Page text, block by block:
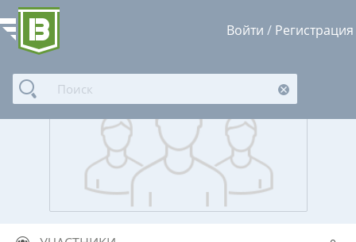
Войти / Регистрация